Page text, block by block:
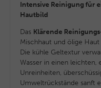
Intensive Reinigung für
Hautbild
Das Klärende
Mischhaut und ölige
Die kühle Geltextur
Wasser in einen leichten,
Unreinheiten,
Umweltrückstände sanft